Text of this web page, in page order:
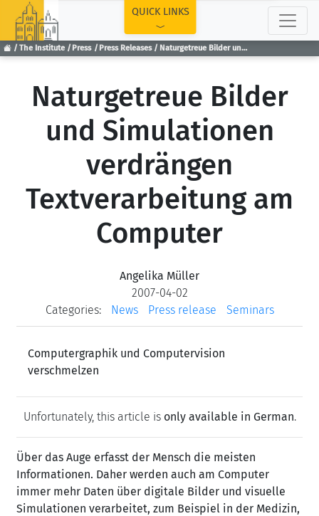
The Institute Press Press Releases Naturgetreue Bilder und Simulationen verdrängen Textverarbeitung am Computer
QUICK LINKS
Naturgetreue Bilder
und Simulationen
verdrängen
Textverarbeitung am
Computer
Angelika Müller
2007-04-02
Categories:
News Press release Seminars
Computergraphik und Computervision
verschmelzen
Unfortunately, this article is only available in German.
Über das Auge erfasst der Mensch die meisten
Informationen. Daher werden auch am Computer
immer mehr Daten über digitale Bilder und visuelle
Simulationen verarbeitet, zum Beispiel in der Medizin,